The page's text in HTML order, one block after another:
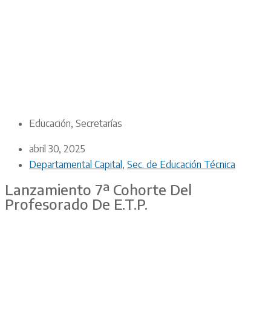
Educación, Secretarías
abril 30, 2025
Departamental Capital , Sec. de Educación Técnica
Lanzamiento 7ª Cohorte Del
Profesorado De E.T.P.